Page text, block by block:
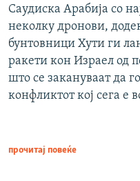
Саудиска Арабија со
неколку дронови,
бунтовници Хути ги
ракети кон Израел од
што се закануваат да
конфликтот кој сега е
прочитај повеќе